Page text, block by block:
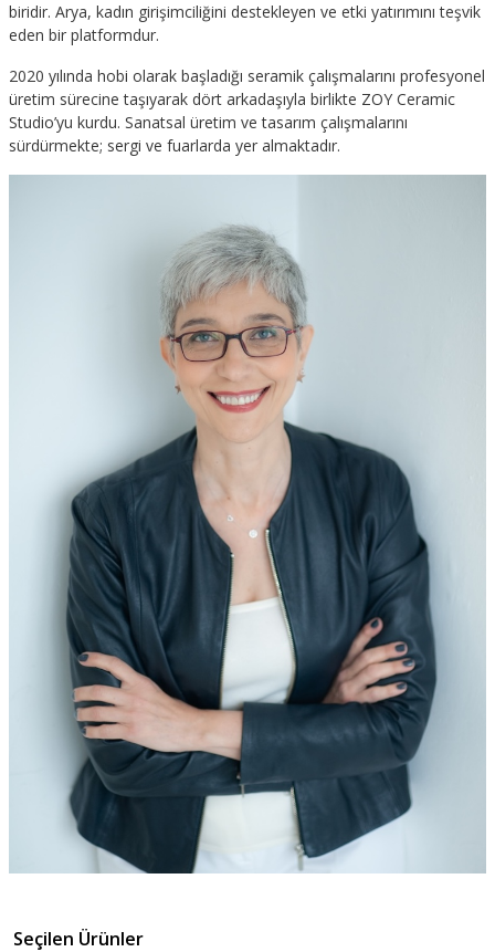
biridir. Arya, kadın girişimciliğini destekleyen ve etki yatırımını teşvik
eden bir platformdur.
2020 yılında hobi olarak başladığı seramik çalışmalarını profesyonel
üretim sürecine taşıyarak dört arkadaşıyla birlikte ZOY Ceramic
Studio’yu kurdu. Sanatsal üretim ve tasarım çalışmalarını
sürdürmekte; sergi ve fuarlarda yer almaktadır.
Seçilen Ürünler